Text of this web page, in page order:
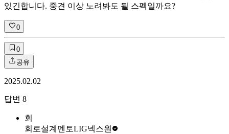
있긴합니다. 중견 이상 노려봐도 될 스펙일까요?
0
0
공유
2025.02.02
답변 8
회
회로설계멘토LIG넥스원